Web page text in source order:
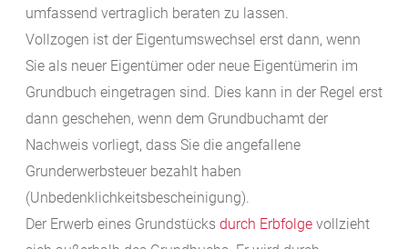
umfassend vertraglich beraten zu lassen.
Vollzogen ist der Eigentumswechsel erst dann, wenn
Sie als neuer Eigentümer oder neue Eigentümerin im
Grundbuch eingetragen sind. Dies kann in der Regel erst
dann geschehen, wenn dem Grundbuchamt der
Nachweis vorliegt, dass Sie die angefallene
Grunderwerbsteuer bezahlt haben
(Unbedenklichkeitsbescheinigung).
Der Erwerb eines Grundstücks durch Erbfolge vollzieht